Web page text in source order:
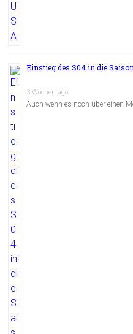
Einstieg des S04 in die
3 Wochen ago
Auch wenn es noch über einen